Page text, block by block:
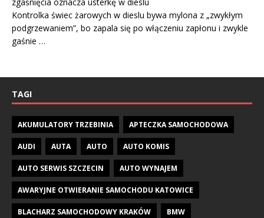
zgaśnięcia oznacza usterkę w dieslu
Kontrolka świec żarowych w dieslu bywa mylona z „zwykłym
podgrzewaniem”, bo zapala się po włączeniu zapłonu i zwykle
gaśnie …
TAGI
AKUMULATORY TRZEBINIA APTECZKA SAMOCHODOWA
AUDI AUTA AUTO AUTO KOMIS
AUTO SERWIS SZCZECIN AUTO WYNAJEM
AWARYJNE OTWIERANIE SAMOCHODU KATOWICE
BLACHARZ SAMOCHODOWY KRAKÓW BMW